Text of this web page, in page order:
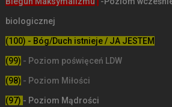
biologicznej
(100) - Bóg/Duch istnieje / JA JESTEM
(99) - Poziom poświęceń LDW
(98) - Poziom Miłości
(97) - Poziom Mądrości